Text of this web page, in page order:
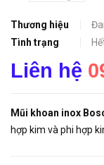
Thương hiệu
Tình trạng
Liên hệ
Mũi khoan inox
hợp kim và phi hợp